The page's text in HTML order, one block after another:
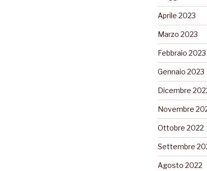
Aprile 2023
Marzo 2023
Febbraio 2023
Gennaio 2023
Dicembre
Novembre
Ottobre 2022
Settembre
Agosto 2022